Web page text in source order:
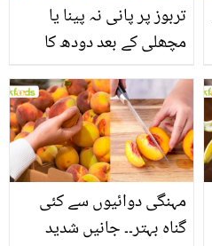
تربوز پر پانی نہ پینا یا
مچھلی کے بعد دودھ کا
سے متعلق غلط فہمیوں کی
حقیقت کیا ہے اور افواہ
کیا؟
مہنگی دوائیوں سے کئی
گناہ بہتر۔۔ جانیں شدید